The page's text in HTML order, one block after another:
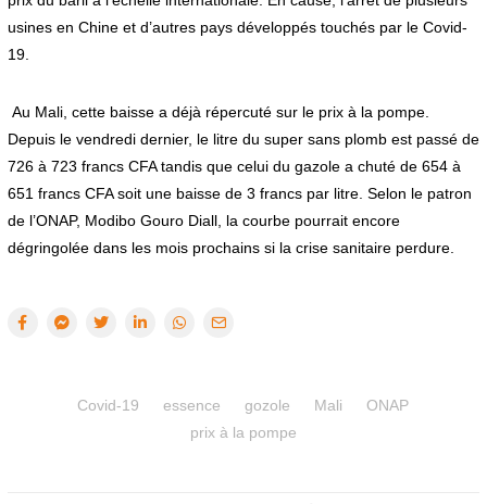
usines en Chine et d’autres pays développés touchés par le Covid-
19.
Au Mali, cette baisse a déjà répercuté sur le prix à la pompe.
Depuis le vendredi dernier, le litre du super sans plomb est passé de
726 à 723 francs CFA tandis que celui du gazole a chuté de 654 à
651 francs CFA soit une baisse de 3 francs par litre. Selon le patron
de l’ONAP, Modibo Gouro Diall, la courbe pourrait encore
dégringolée dans les mois prochains si la crise sanitaire perdure.
Covid-19 essence gozole Mali
ONAP
prix à la pompe